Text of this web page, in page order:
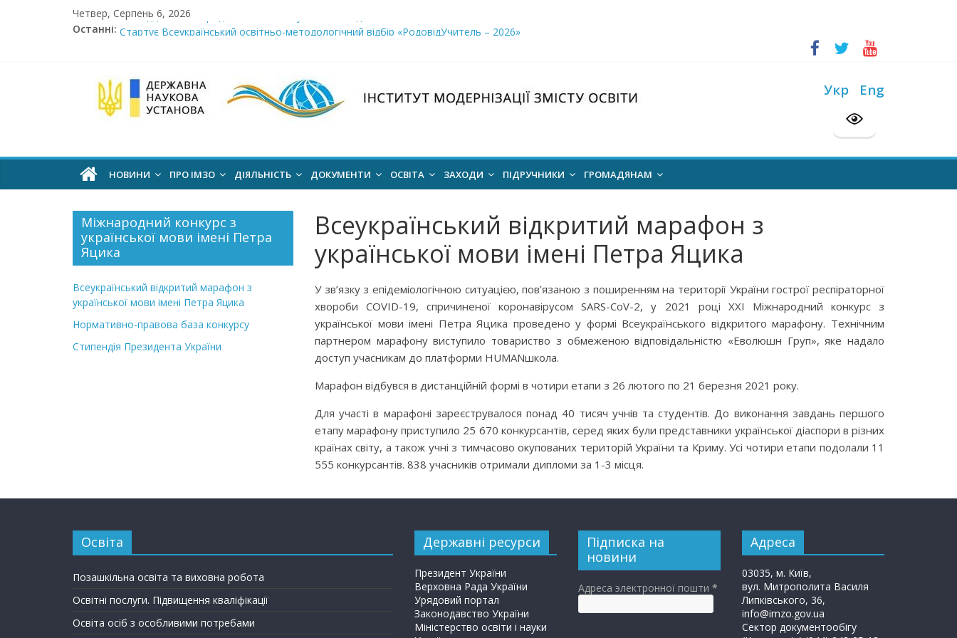
Четвер, Серпень 6, 2026
Останні:
Сімнадцята міжнародна виставка «Сучасні заклади освіти»
Стартує Всеукраїнський освітньо-методологічний відбір «РодовідУчитель – 2026»
Розпочато прийом документів на конкурс для здобуття академічних стипендій імені Героїв Небесної Сотні на 2026/2027 н. р.
Інститут
модернізації
змісту
освіти
офіційний
веб-
Укр Eng
НОВИНИ ПРО ІМЗО ДІЯЛЬНІСТЬ ДОКУМЕНТИ ОСВІТА ЗАХОДИ ПІДРУЧНИКИ ГРОМАДЯНАМ
Всеукраїнський відкритий марафон з
української мови імені Петра Яцика
У зв’язку з епідеміологічною ситуацією, пов’язаною з поширенням на території України гострої респіраторної
хвороби СОVID-19, спричиненої коронавірусом SARS-CoV-2, у 2021 році ХХІ Міжнародний конкурс з
української мови імені Петра Яцика проведено у формі Всеукраїнського відкритого марафону. Технічним
партнером марафону виступило товариство з обмеженою відповідальністю «Еволюшн Груп», яке надало
доступ учасникам до платформи HUMANшкола.
Марафон відбувся в дистанційній формі в чотири етапи з 26 лютого по 21 березня 2021 року.
Для участі в марафоні зареєструвалося понад 40 тисяч учнів та студентів. До виконання завдань першого
етапу марафону приступило 25 670 конкурсантів, серед яких були представники української діаспори в різних
країнах світу, а також учні з тимчасово окупованих територій України та Криму. Усі чотири етапи подолали 11
555 конкурсантів. 838 учасників отримали дипломи за 1-3 місця.
Міжнародний конкурс з
української мови імені Петра
Яцика
Всеукраїнський відкритий марафон з
української мови імені Петра Яцика
Нормативно-правова база конкурсу
Стипендія Президента України
Освіта
Позашкільна освіта та виховна робота
Освітні послуги. Підвищення кваліфікації
Освіта осіб з особливими потребами
Державні ресурси
Президент України
Верховна Рада України
Урядовий портал
Законодавство України
Міністерство освіти і науки
Підписка на
новини
Адреса электронної пошти *
Адреса
03035, м. Київ,
вул. Митрополита Василя
Липківського, 36,
info@imzo.gov.ua
Сектор документообігу